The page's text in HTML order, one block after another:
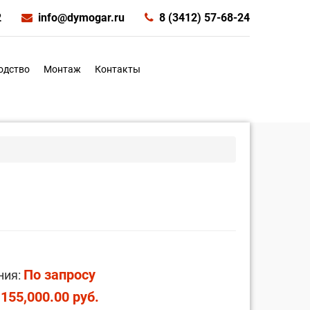
info@dymogar.ru 8 (3412) 57-68-24
Монтаж Контакты
По запросу
руб.